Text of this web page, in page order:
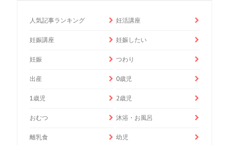
人気記事ランキング 妊活講座
妊娠講座 妊娠したい
妊娠 つわり
出産 0歳児
1歳児 2歳児
おむつ 沐浴・お風呂
離乳食 幼児